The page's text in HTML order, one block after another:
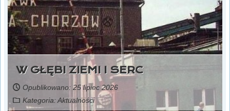
W GŁĘBI ZIEMI I SERC
Opublikowano: 25 lipiec 2026
Kategoria:Aktualności